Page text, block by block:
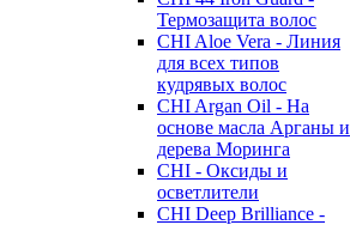
Термозащита волос
CHI Aloe Vera - Линия
для всех типов
кудрявых волос
CHI Argan Oil - На
основе масла Арганы и
дерева Моринга
CHI - Оксиды и
осветлители
CHI Deep Brilliance -